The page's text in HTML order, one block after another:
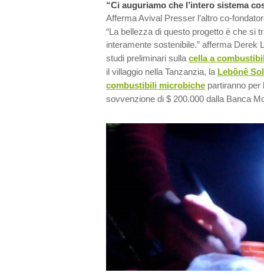
“Ci auguriamo che l’intero sistema
Afferma Avival Presser l’altro co-
“La bellezza di questo progetto è che si
interamente sostenibile.” afferma Derek
studi preliminari sulla cella a
il villaggio nella Tanzanzia, la Lebônê
combustibili microbiche partiranno per
sovvenzione di $ 200.000 dalla Banca